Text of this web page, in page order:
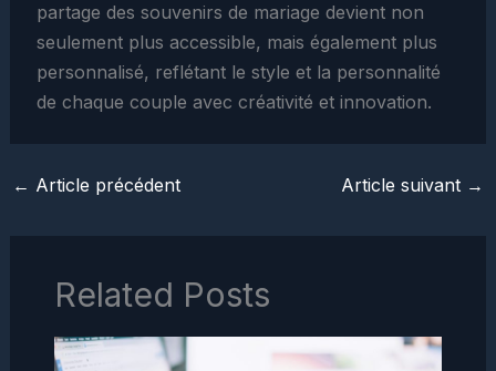
partage des souvenirs de mariage devient non
seulement plus accessible, mais également plus
personnalisé, reflétant le style et la personnalité
de chaque couple avec créativité et innovation.
← Article précédent Article suivant →
Related Posts